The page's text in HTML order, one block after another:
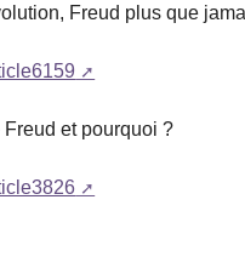
Freud plus que
et pourquoi ?